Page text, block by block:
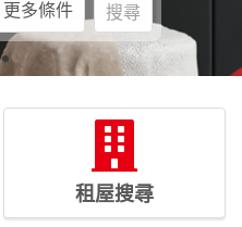
更多條件 搜尋
租屋搜尋